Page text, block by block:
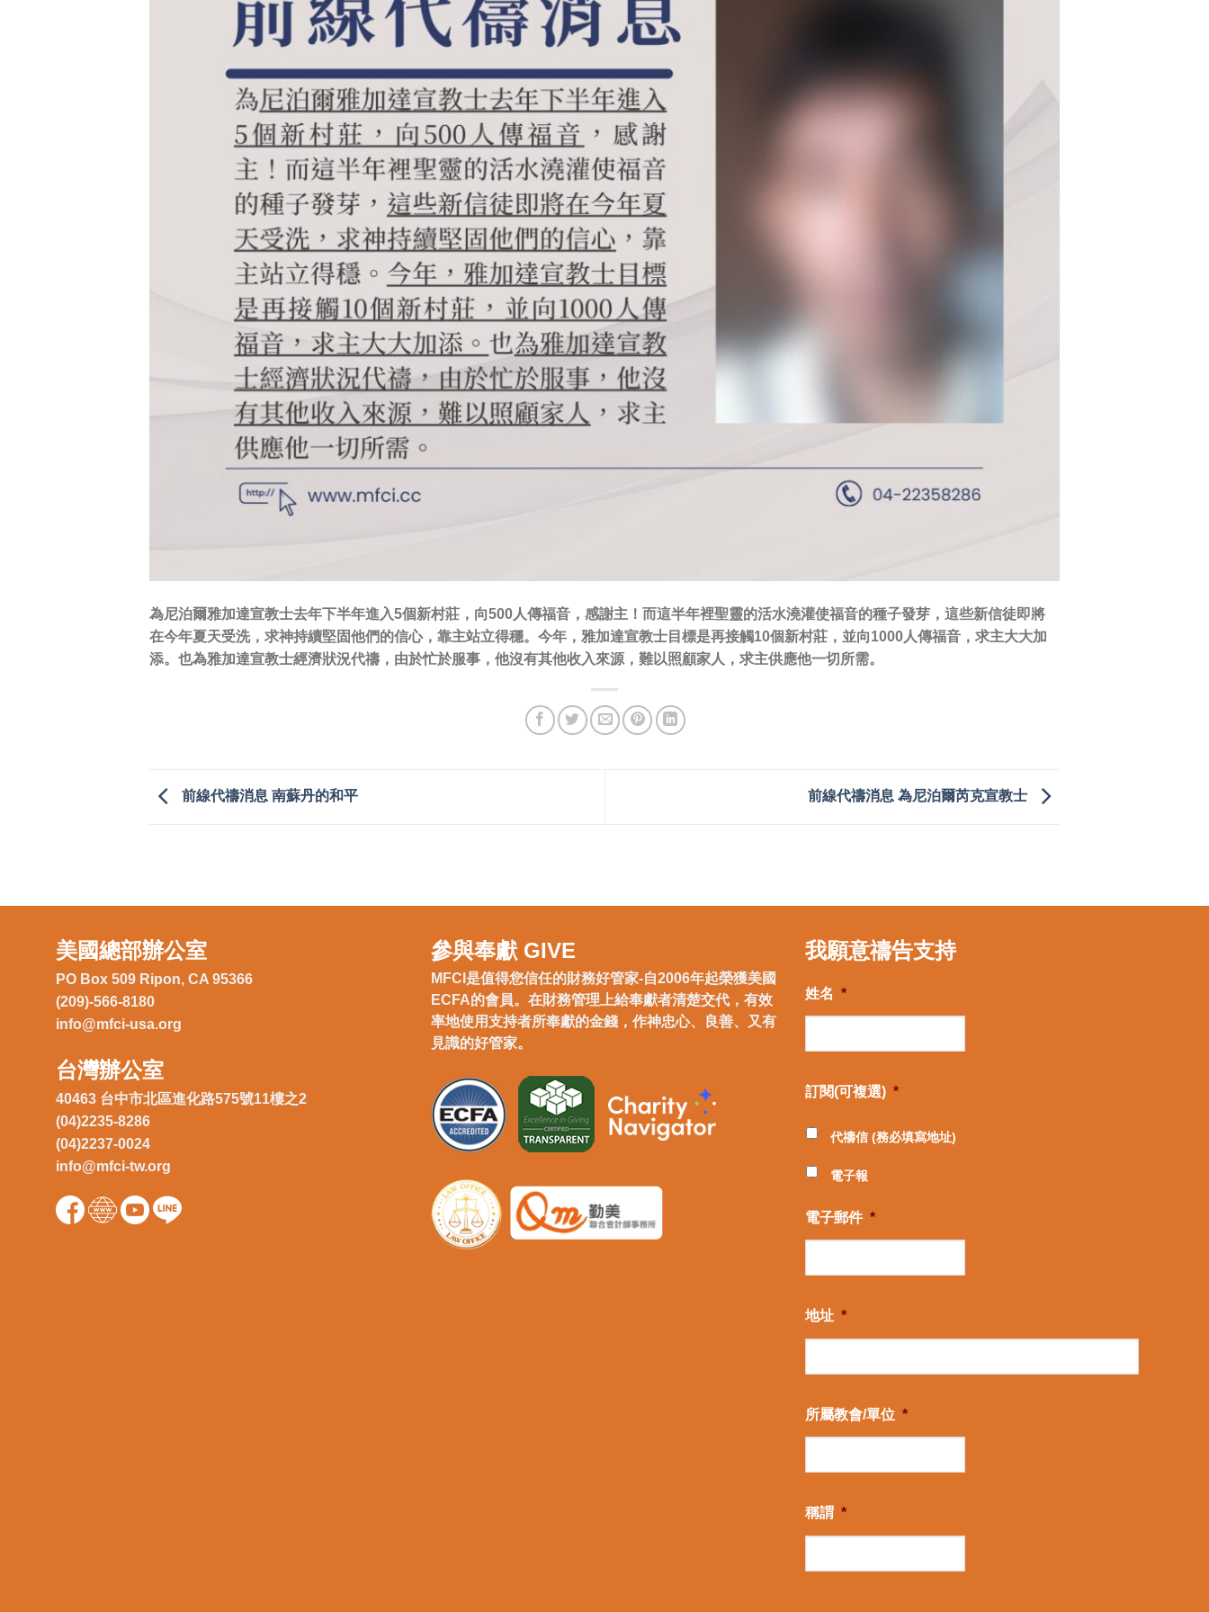
為尼泊爾雅加達宣教士去年下半年進入5個新村莊，向500人傳福音，感謝主！而這半年裡聖靈的活水澆灌使福音的種子發芽，這些新信徒即將
在今年夏天受洗，求神持續堅固他們的信心，靠主站立得穩。今年，雅加達宣教士目標是再接觸10個新村莊，並向1000人傳福音，求主大大加
添。也為雅加達宣教士經濟狀況代禱，由於忙於服事，他沒有其他收入來源，難以照顧家人，求主供應他一切所需。
前線代禱消息 南蘇丹的和平 前線代禱消息 為尼泊爾芮克宣教士
美國總部辦公室
PO Box 509 Ripon, CA 95366
(209)-566-8180
info@mfci-usa.org
台灣辦公室
40463 台中市北區進化路575號11樓之2
(04)2235-8286
(04)2237-0024
info@mfci-tw.org
參與奉獻 GIVE
MFCI是值得您信任的財務好管家-自2006年起榮獲美國
ECFA的會員。在財務管理上給奉獻者清楚交代，有效
率地使用支持者所奉獻的金錢，作神忠心、良善、又有
見識的好管家。
我願意禱告支持
姓名 *
訂閱(可複選) *
代禱信 (務必填寫地址)
電子報
電子郵件 *
地址 *
所屬教會/單位 *
稱謂 *